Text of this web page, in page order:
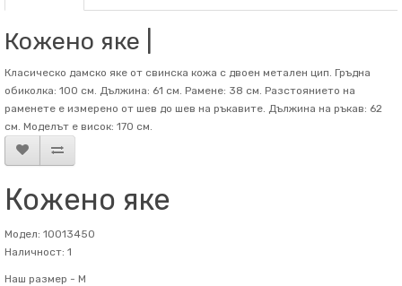
Кожено яке |
Класическо дамско яке от свинска кожа с двоен метален цип. Гръдна
обиколка: 100 см. Дължина: 61 см. Рамене: 38 см. Разстоянието на
раменете е измерено от шев до шев на ръкавите. Дължина на ръкав: 62
см. Mоделът е висок: 170 см.
Кожено яке
Модел: 10013450
Наличност: 1
Наш размер - M